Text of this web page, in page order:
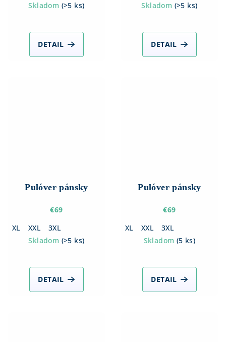
Skladom (>5 ks)
DETAIL
Skladom (>5 ks)
DETAIL
Pulóver pánsky
€69
XL
XXL
3XL
Skladom (>5 ks)
DETAIL
Pulóver pánsky
€69
XL
XXL
3XL
Skladom (5 ks)
DETAIL